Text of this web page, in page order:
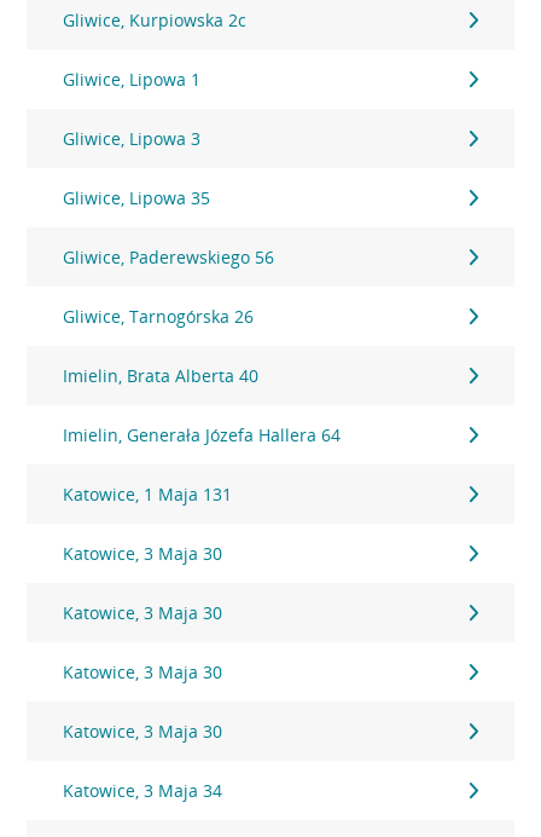
Gliwice, Kurpiowska 2c
Gliwice, Lipowa 1
Gliwice, Lipowa 3
Gliwice, Lipowa 35
Gliwice, Paderewskiego 56
Gliwice, Tarnogórska 26
Imielin, Brata Alberta 40
Imielin, Generała Józefa Hallera 64
Katowice, 1 Maja 131
Katowice, 3 Maja 30
Katowice, 3 Maja 30
Katowice, 3 Maja 30
Katowice, 3 Maja 30
Katowice, 3 Maja 34